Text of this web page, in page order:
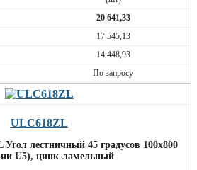
20 641,33
17 545,13
14 448,93
По запросу
ULC618ZL
лестничный 45 градусов 100x800
U5), цинк-ламельный